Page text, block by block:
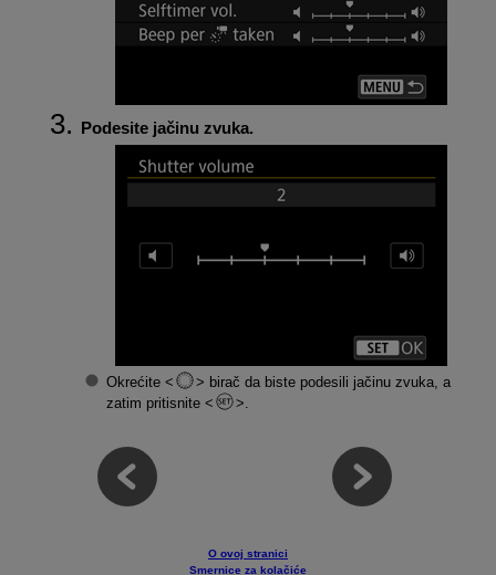
Podesite jačinu zvuka.
Okrećite
birač da biste podesili jačinu zvuka, a
zatim pritisnite
.
O ovoj stranici
Smernice za kolačiće